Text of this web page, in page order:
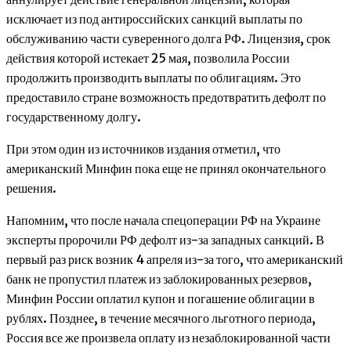
исключает из под антироссийских санкций выплаты по
обслуживанию части суверенного долга РФ. Лицензия, срок
действия которой истекает 25 мая, позволила России
продолжить производить выплаты по облигациям. Это
предоставило стране возможность предотвратить дефолт по
государственному долгу.
При этом один из источников издания отметил, что
американский Минфин пока еще не принял окончательного
решения.
Напомним, что после начала спецоперации РФ на Украине
эксперты пророчили РФ дефолт из-за западных санкций. В
первый раз риск возник 4 апреля из-за того, что американский
банк не пропустил платеж из заблокированных резервов,
Минфин России оплатил купон и погашение облигации в
рублях. Позднее, в течение месячного льготного периода,
Россия все же произвела оплату из незаблокированной части